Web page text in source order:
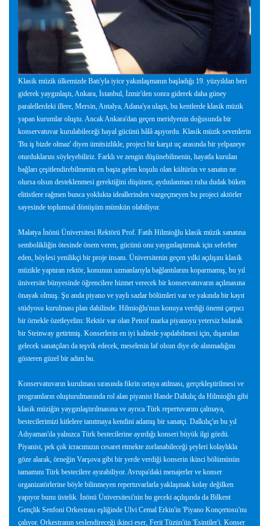
Klasik müzik ülkemizde Batı'yla iyice yakınlaşmanın başladığı 19. yüzyıldan beri
giderek yaygınlaştı, Ankara, İstanbul, İzmir'den sonra giderek daha güney
paralellerdeki illere, Mersin, Antalya, Adana'ya ulaştı, bu kentlerde klasik müzik
yapan kurumlar oluştu. Ancak Ankara'dan geçen meridyenin doğusunda bir
konservatuvar kurulabileceği hayal gücünü hâlâ aşıyordu. Klasik müzik sevenlerin
'Bu iş bizde olmaz' diyen ümitsizlikle, projeci bir karşıt uç arasında bir yelpazeye
oturduklarını söyleyebiliriz. Farklı ve zengin düşünebilmenin, hayatla kurulan
bağları çeşitlendirebilmenin en başta gelen koşulu olan kültürün ve sanatın ne
olursa olsun desteklenmesi gerektiğini düşünen; aydınlanmacı ruha dudak büken
elitistlere rağmen bunca yoklukta ideallerinden vazgeçmeyen bu projeci aktörler
sayesinde toplumsal dönüşüm mümkün olabiliyor.
Malatya İnönü Üniversitesi Rektörü Prof. Fatih Hilmioğlu klasik müzik sanatına
sembolikliğin ötesinde önem veren, gücünü onu yaygınlaştırmak için seferber
eden, böylesi yenilikçi bir proje insanı. Üniversitenin geçen yılki açılışını klasik
müzikle yaptıran rektör, konunun uzmanlarıyla bağlantılarını koparmamış, bu yıl
üniversite bünyesinde öğrencilere hizmet verecek bir konservatuvarın açılmasına
önayak olmuş. Şu anda piyano ve yaylı sazlar bölümleri var ve yakında bir kayıt
stüdyosu kurulması plan dahilinde. Hilmioğlu'nun konuya verdiği önemi çarpıcı
bir örnekle özetleyelim: Rektör var olan Petrof marka piyanoyu yetersiz bularak
bir Steinway getirtmiş. Konserlerin en iyi kalitede yapılabilmesi için, dışarıdan
gelecek sanatçıları da teşvik edecek, meselenin laf olsun diye ele alınmadığını
gösteren güzel bir adım bu.
Konservatuvarın kurulması sırasında fikrin ortaya atılması, gerçekleştirilmesi ve
programların oluşturulmasında rol alan piyanist Hande Dalkılıç da Hilmioğlu gibi
klasik müziğin yaygınlaştırılmasına ve ayrıca Türk repertuvarını çalmaya,
bestecilerimizi kitlelere tanıtmaya kendini adamış bir sanatçı. Dalkılıç'ın bu yıl
Adıyaman'da yalnızca Türk bestecilerine ayırdığı konseri büyük ilgi gördü.
Piyanist, pek çok icracımızın cesaret etmekte zorlanabileceği şeyleri kolaylıkla
göze alarak, örneğin Varşova gibi bir yerde verdiği konserin ikinci bölümünün
tamamını Türk bestecilere ayırabiliyor. Avrupa'daki menajerler ve konser
organizatörlerine böyle bilinmeyen repertuvarlarla yaklaşmak kolay değilken
yapıyor bunu üstelik. İnönü Üniversitesi'nin bu geceki açılışında da Bilkent
Gençlik Senfoni Orkestrası eşliğinde Ulvi Cemal Erkin'in 'Piyano Konçertosu'nu
çalıyor. Orkestranın seslendireceği ikinci eser, Ferit Tüzün'ün 'Esintiler'i. Konser